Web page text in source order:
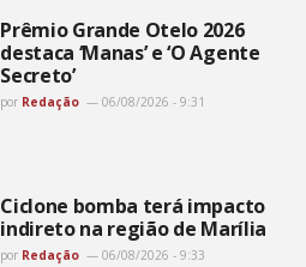
Prêmio Grande Otelo 2026
destaca ‘Manas’ e ‘O Agente
Secreto’
por Redação 06/08/2026 - 9:31
Ciclone bomba terá impacto
indireto na região de Marília
por Redação 06/08/2026 - 9:33